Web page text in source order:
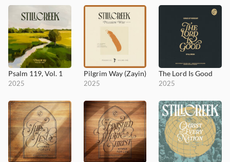
Psalm 119, Vol. 1
2025
Pilgrim Way (Zayin)
2025
The Lord Is Good
2025